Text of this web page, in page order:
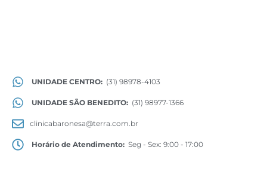
UNIDADE CENTRO: (31) 98978-4103
UNIDADE SÃO BENEDITO: (31) 98977-1366
clinicabaronesa@terra.com.br
Horário de Atendimento: Seg - Sex: 9:00 - 17:00